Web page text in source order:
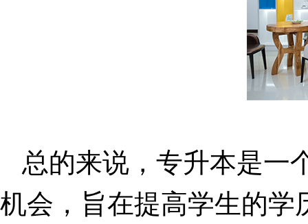
总的来说，专升本是一
机会，旨在提高学生的学